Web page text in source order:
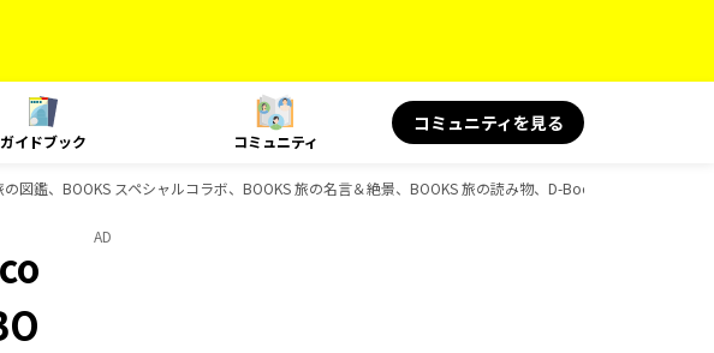
ガイドブック コミュニティ
コミュニティを見る
鑑、BOOKS スペシャルコラボ、BOOKS 旅の名言＆絶景、BOOKS 旅の読み物、D-Booksのガイドブック
AD